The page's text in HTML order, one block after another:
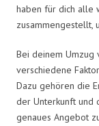
haben für dich alle
zusammengestellt,
Bei deinem Umzug
verschiedene
Dazu gehören die
der Unterkunft und
genaues Angebot